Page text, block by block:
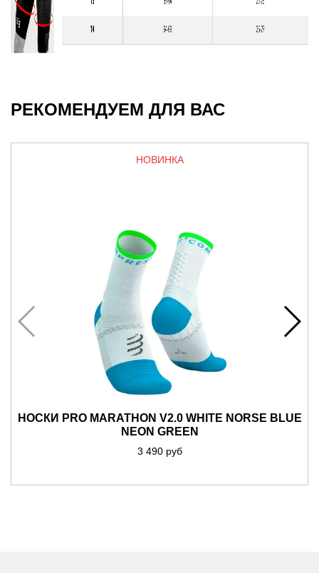
РЕКОМЕНДУЕМ ДЛЯ ВАС
НОСКИ PRO MARATHON V2.0 WHITE NORSE BLUE
NEON GREEN
3 490 руб
НОВИНКА